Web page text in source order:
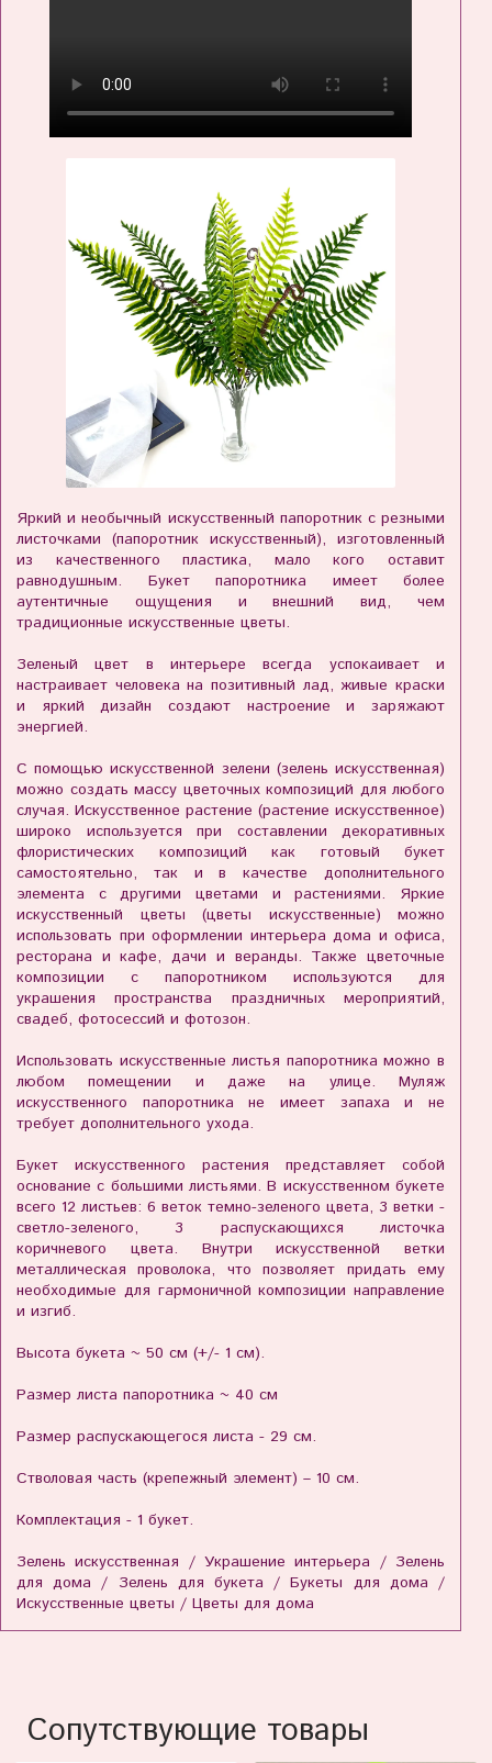
Яркий и необычный искусственный папоротник с резными
листочками (папоротник искусственный), изготовленный
из качественного пластика, мало кого оставит
равнодушным. Букет папоротника имеет более
аутентичные ощущения и внешний вид, чем
традиционные искусственные цветы.
Зеленый цвет в интерьере всегда успокаивает и
настраивает человека на позитивный лад, живые краски
и яркий дизайн создают настроение и заряжают
энергией.
С помощью искусственной зелени (зелень искусственная)
можно создать массу цветочных композиций для любого
случая. Искусственное растение (растение искусственное)
широко используется при составлении декоративных
флористических композиций как готовый букет
самостоятельно, так и в качестве дополнительного
элемента с другими цветами и растениями. Яркие
искусственный цветы (цветы искусственные) можно
использовать при оформлении интерьера дома и офиса,
ресторана и кафе, дачи и веранды. Также цветочные
композиции с папоротником используются для
украшения пространства праздничных мероприятий,
свадеб, фотосессий и фотозон.
Использовать искусственные листья папоротника можно в
любом помещении и даже на улице. Муляж
искусственного папоротника не имеет запаха и не
требует дополнительного ухода.
Букет искусственного растения представляет собой
основание с большими листьями. В искусственном букете
всего 12 листьев: 6 веток темно-зеленого цвета, 3 ветки -
светло-зеленого, 3 распускающихся листочка
коричневого цвета. Внутри искусственной ветки
металлическая проволока, что позволяет придать ему
необходимые для гармоничной композиции направление
и изгиб.
Высота букета ~ 50 см (+/- 1 см).
Размер листа папоротника ~ 40 см
Размер распускающегося листа - 29 см.
Стволовая часть (крепежный элемент) – 10 см.
Комплектация - 1 букет.
Зелень искусственная / Украшение интерьера / Зелень
для дома / Зелень для букета / Букеты для дома /
Искусственные цветы / Цветы для дома
Сопутствующие товары